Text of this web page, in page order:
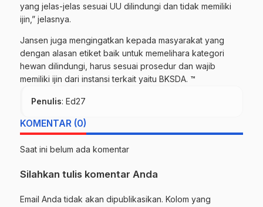
yang jelas-jelas sesuai UU dilindungi dan tidak memiliki
ijin,” jelasnya.
Jansen juga mengingatkan kepada masyarakat yang
dengan alasan etiket baik untuk memelihara kategori
hewan dilindungi, harus sesuai prosedur dan wajib
memiliki ijin dari instansi terkait yaitu BKSDA. ™
Penulis: Ed27
KOMENTAR (0)
Saat ini belum ada komentar
Silahkan tulis komentar Anda
Email Anda tidak akan dipublikasikan. Kolom yang